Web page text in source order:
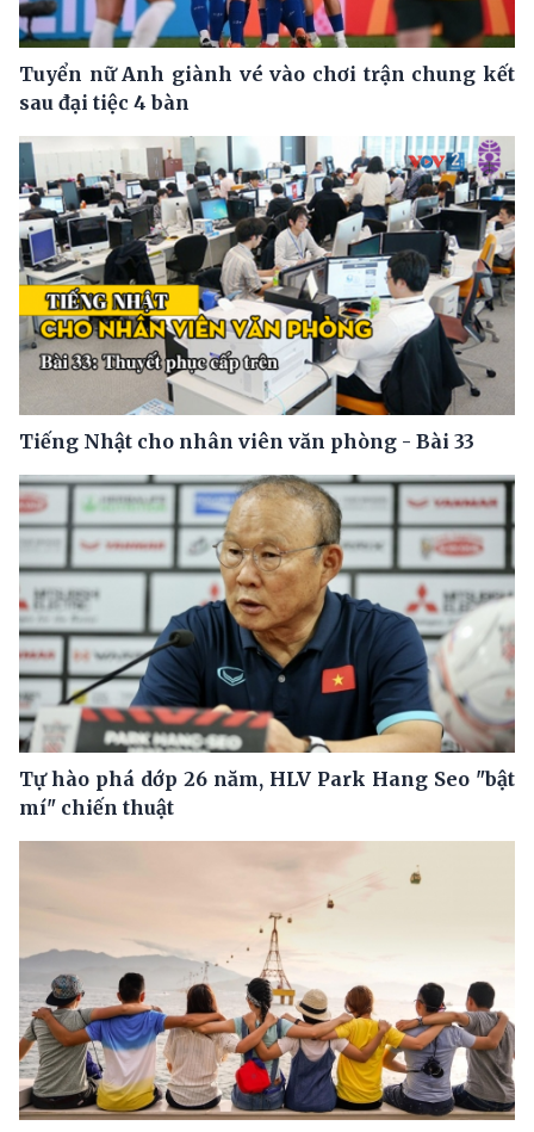
Tuyển nữ Anh giành vé vào chơi trận chung kết
sau đại tiệc 4 bàn
Tiếng Nhật cho nhân viên văn phòng - Bài 33
Tự hào phá dớp 26 năm, HLV Park Hang Seo "bật
mí" chiến thuật